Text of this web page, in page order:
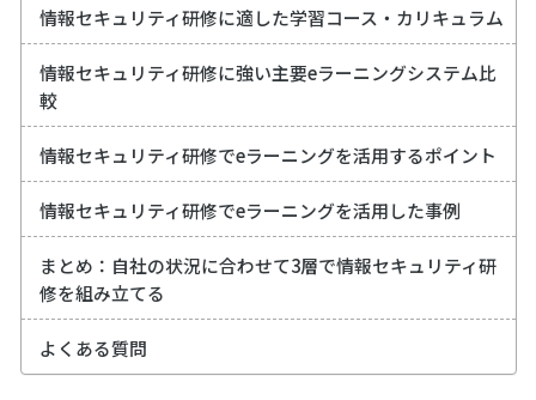
情報セキュリティ研修に適した学習コース・カリキュラム
情報セキュリティ研修に強い主要eラーニングシステム比
較
情報セキュリティ研修でeラーニングを活用するポイント
情報セキュリティ研修でeラーニングを活用した事例
まとめ：自社の状況に合わせて3層で情報セキュリティ研
修を組み立てる
よくある質問